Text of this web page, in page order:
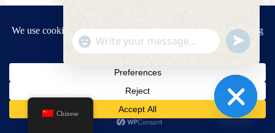
合存活和分化的微环境。
疾病修饰与早期干预。随着对疾病早期标志物认识
的深入，干细胞治疗可能逐步从晚期患者前移到疾病早
期阶段，真正实现疾病修饰而不仅仅是症状缓解。
复旦大学研究人员在建立纹状体中型多棘神经元分化新技
Chinese
"+chaty_settings.lang.emoji_picker+"
WhatsApp
Send
WhatsApp
Message